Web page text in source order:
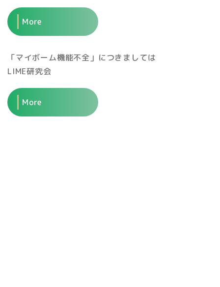
More
「マイボーム機能不全」につきましては
LIME研究会
More